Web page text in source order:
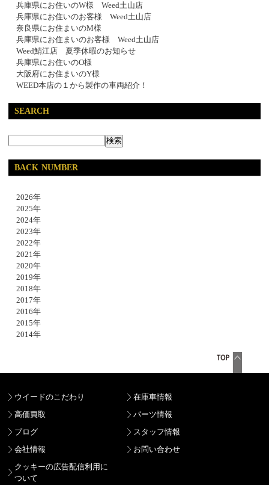
兵庫県にお住いのW様 Weed土山店
兵庫県にお住いのお客様 Weed土山店
奈良県にお住まいのM様
兵庫県にお住まいのお客様 Weed土山店
Weed鯖江店 夏季休暇のお知らせ
兵庫県にお住いのO様
大阪府にお住まいのY様
WEED本店の１から製作の車両紹介！
SEARCH
BACK NUMBER
2026年
2025年
2024年
2023年
2022年
2021年
2020年
2019年
2018年
2017年
2016年
2015年
2014年
ウイードのこだわり
在庫車情報
高価買取
パーツ情報
ブログ
スタッフ情報
会社情報
お問い合わせ
クッキーの広告配信利用に
ついて